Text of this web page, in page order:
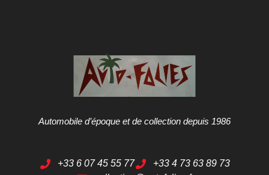
Automobile d’époque et de collection depuis 1986
+33 6 07 45 55 77
+33 4 73 63 89 73